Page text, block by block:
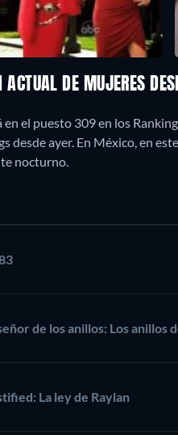
DE MUJERES
el puesto 309 en los
desde ayer. En México, en
nocturno.
de los anillos: Los anillos
La ley de Raylan